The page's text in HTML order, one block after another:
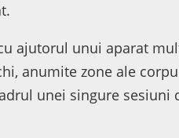
ajutorul unui aparat
anumite zone ale
unei singure sesiuni